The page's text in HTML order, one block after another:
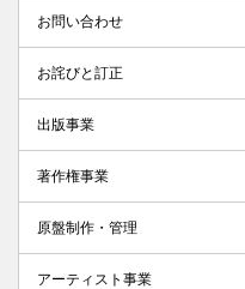
お問い合わせ
お詫びと訂正
出版事業
著作権事業
原盤制作・管理
アーティスト事業